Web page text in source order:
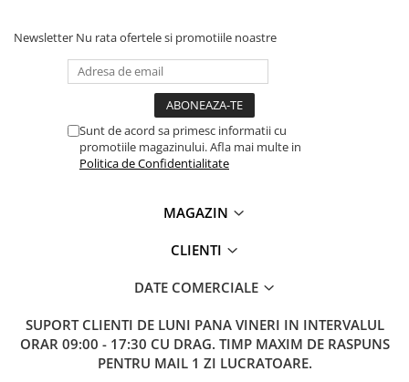
Newsletter Nu rata ofertele si promotiile noastre
Sunt de acord sa primesc informatii cu
promotiile magazinului. Afla mai multe in
Politica de Confidentialitate
MAGAZIN
CLIENTI
DATE COMERCIALE
SUPORT CLIENTI DE LUNI PANA VINERI IN INTERVALUL
ORAR 09:00 - 17:30 CU DRAG. TIMP MAXIM DE RASPUNS
PENTRU MAIL 1 ZI LUCRATOARE.